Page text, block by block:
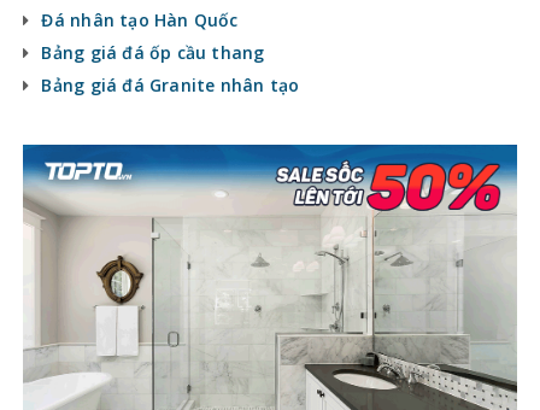
Đá nhân tạo Hàn Quốc
Bảng giá đá ốp cầu thang
Bảng giá đá Granite nhân tạo